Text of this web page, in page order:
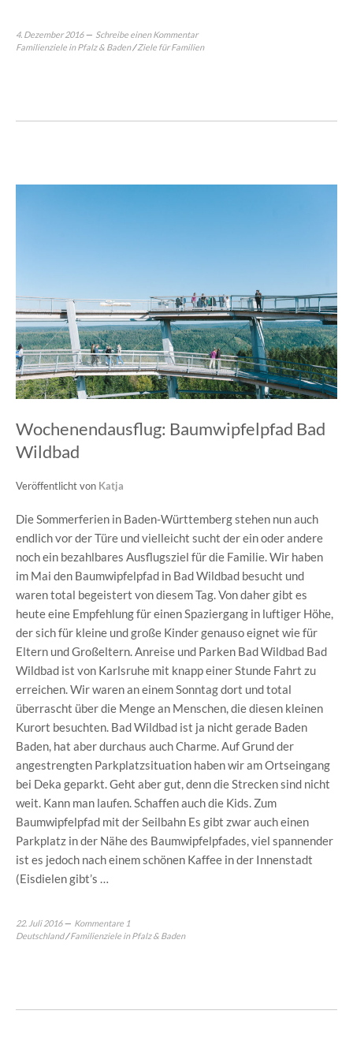
4. Dezember 2016
Schreibe einen Kommentar
Familienziele in Pfalz & Baden/Ziele für Familien
Wochenendausflug: Baumwipfelpfad Bad
Wildbad
Veröffentlicht von Katja
Die Sommerferien in Baden-Württemberg stehen nun auch
endlich vor der Türe und vielleicht sucht der ein oder andere
noch ein bezahlbares Ausflugsziel für die Familie. Wir haben
im Mai den Baumwipfelpfad in Bad Wildbad besucht und
waren total begeistert von diesem Tag. Von daher gibt es
heute eine Empfehlung für einen Spaziergang in luftiger Höhe,
der sich für kleine und große Kinder genauso eignet wie für
Eltern und Großeltern. Anreise und Parken Bad Wildbad Bad
Wildbad ist von Karlsruhe mit knapp einer Stunde Fahrt zu
erreichen. Wir waren an einem Sonntag dort und total
überrascht über die Menge an Menschen, die diesen kleinen
Kurort besuchten. Bad Wildbad ist ja nicht gerade Baden
Baden, hat aber durchaus auch Charme. Auf Grund der
angestrengten Parkplatzsituation haben wir am Ortseingang
bei Deka geparkt. Geht aber gut, denn die Strecken sind nicht
weit. Kann man laufen. Schaffen auch die Kids. Zum
Baumwipfelpfad mit der Seilbahn Es gibt zwar auch einen
Parkplatz in der Nähe des Baumwipfelpfades, viel spannender
ist es jedoch nach einem schönen Kaffee in der Innenstadt
(Eisdielen gibt’s …
22. Juli 2016
Kommentare 1
Deutschland/Familienziele in Pfalz & Baden